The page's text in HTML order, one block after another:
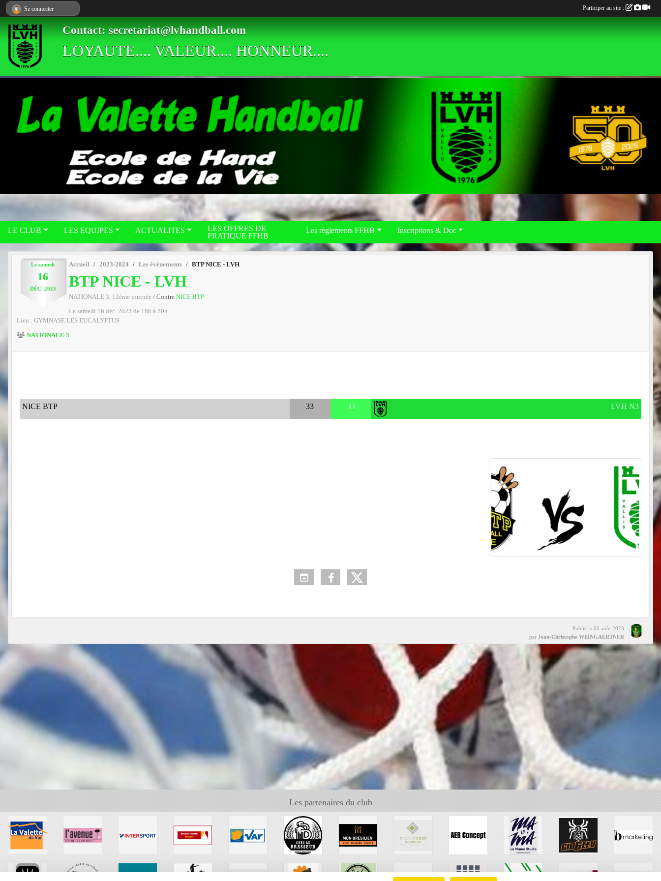
Contact: secretariat@lvhandball.com
LOYAUTE.... VALEUR.... HONNEUR....
LE CLUB LES EQUIPES ACTUALITES
LES OFFRES DE
PRATIQUE FFHB
Les règlements FFHB Inscriptions & Doc
Le samedi
16
DÉC. 2023
Accueil 2023-2024 Les évènements BTP NICE - LVH
BTP NICE - LVH
NATIONALE 3, 12ème journée / Contre NICE BTP
Le samedi 16 déc. 2023 de 18h à 20h
Lieu : GYMNASE LES EUCALYPTUS
NATIONALE 3
NICE BTP 33 33 LVH N3
Publié le 06 août 2023
par Jean-Christophe WEINGAERTNER
Les partenaires du club
Se connecter Participer au site :
Panneau de gestion des cookies